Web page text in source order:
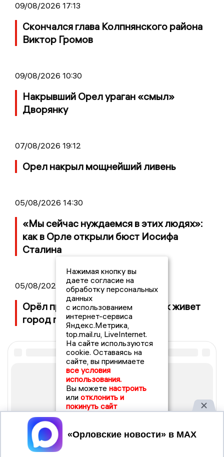
09/08/2026 17:13
Скончался глава Колпнянского района
Виктор Громов
09/08/2026 10:30
Накрывший Орел ураган «смыл»
Дворянку
07/08/2026 19:12
Орел накрыл мощнейший ливень
05/08/2026 14:30
«Мы сейчас нуждаемся в этих людях»:
как в Орле открыли бюст Иосифа
Сталина
05/08/2026 08:30
Орёл празднует 460-летие: как живет
город первого салюта сегодня
Нажимая кнопку вы
даете согласие на
обработку персональных
данных
с использованием
интернет-сервиса
Яндекс.Метрика,
top.mail.ru, LiveInternet.
На сайте используются
cookie. Оставаясь на
сайте, вы принимаете
все условия
использования.
Вы можете настроить
или отклонить и
покинуть сайт
Принять